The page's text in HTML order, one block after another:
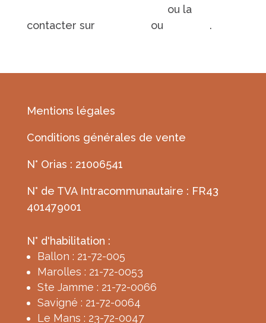
ou la
contacter sur
ou .
Mentions légales
Conditions générales de vente
N° Orias : 21006541
N° de TVA Intracommunautaire : FR43
401479001
N° d'habilitation :
Ballon : 21-72-005
Marolles : 21-72-0053
Ste Jamme : 21-72-0066
Savigné : 21-72-0064
Le Mans : 23-72-0047